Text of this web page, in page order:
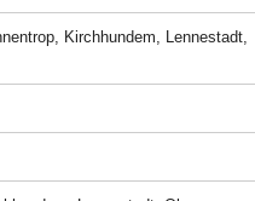
Kirchhundem, Lennestadt,